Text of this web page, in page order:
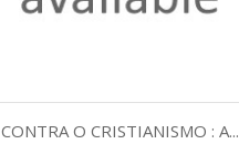
Visualização rápida
CONTRA O CRISTIANISMO : A...